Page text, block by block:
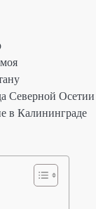
Северной Осетии
в Калининграде